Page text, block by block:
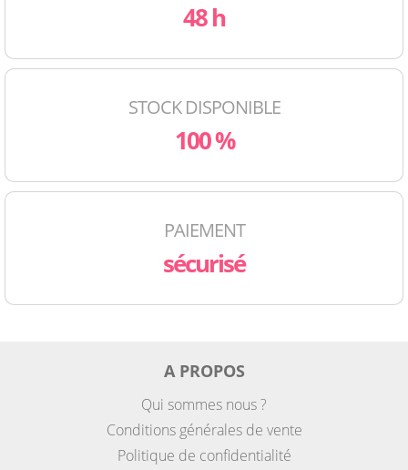
48 h
STOCK DISPONIBLE
100 %
PAIEMENT
sécurisé
A PROPOS
Qui sommes nous ?
Conditions générales de vente
Politique de confidentialité